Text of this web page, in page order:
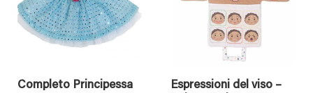
Completo Principessa
Espressioni del viso –